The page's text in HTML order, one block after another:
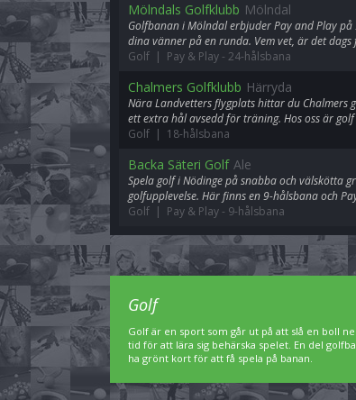
Mölndals Golfklubb Mölndal
Golfbanan i Mölndal erbjuder Pay and Play
dina vänner på en runda. Vem vet, är det
Golf | Pay & Play- 24-hålsbana
Chalmers Golfklubb Härryda
Nära Landvetters flygplats hittar du Chalmers
ett extra hål avsedd för träning. Hos oss är
Golf | 18-hålsbana
Backa Säteri Golf Ale
Spela golf i Nödinge på snabba och välskötta
golfupplevelse. Här finns en 9-hålsbana och
Golf | Pay & Play- 9-hålsbana
Golf
Golf är en sport som går ut på att slå en boll
tid för att lära sig behärska spelet. En del
ha grönt kort för att få spela på banan.